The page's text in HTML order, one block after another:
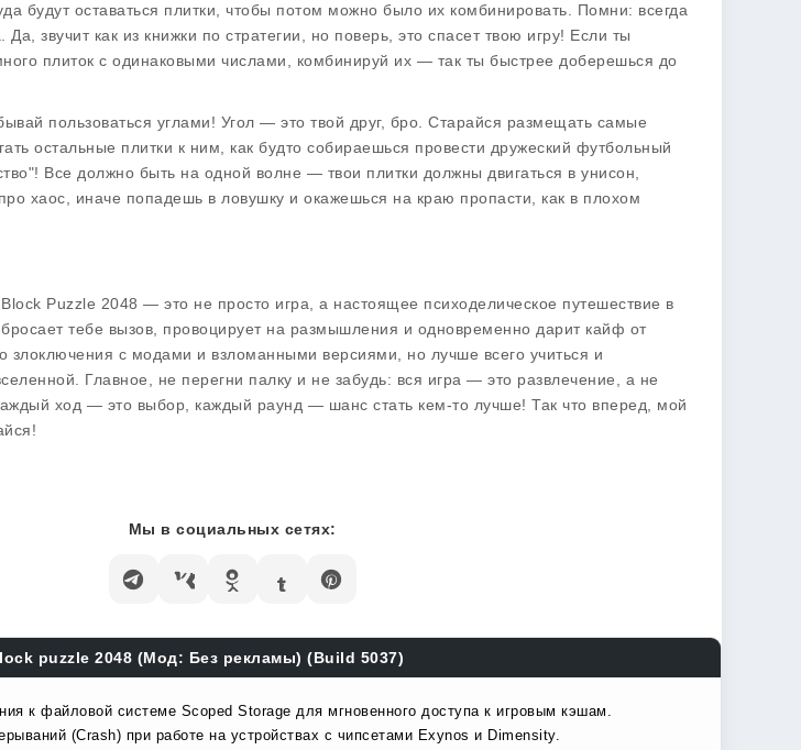
будут оставаться плитки, чтобы потом можно было их комбинировать. Помни: всегда
звучит как из книжки по стратегии, но поверь, это спасет твою игру! Если ты
плиток с одинаковыми числами, комбинируй их — так ты быстрее доберешься до
пользоваться углами! Угол — это твой друг, бро. Старайся размещать самые
остальные плитки к ним, как будто собираешься провести дружеский футбольный
Все должно быть на одной волне — твои плитки должны двигаться в унисон,
хаос, иначе попадешь в ловушку и окажешься на краю пропасти, как в плохом
Puzzle 2048 — это не просто игра, а настоящее психоделическое путешествие в
тебе вызов, провоцирует на размышления и одновременно дарит кайф от
злоключения с модами и взломанными версиями, но лучше всего учиться и
Главное, не перегни палку и не забудь: вся игра — это развлечение, а не
ход — это выбор, каждый раунд — шанс стать кем-то лучше! Так что вперед, мой
Мы в социальных сетях:
puzzle 2048 (Мод: Без рекламы) (Build 5037)
к файловой системе Scoped Storage для мгновенного доступа к игровым кэшам.
(Crash) при работе на устройствах с чипсетами Exynos и Dimensity.